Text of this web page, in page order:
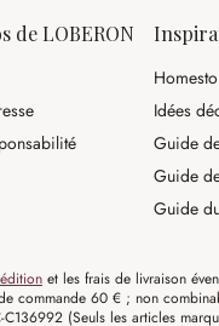
de LOBERON
Idées
Guide
Guide
Guide
et les frais de livraison
commande 60 € ; non
(Seuls les articles